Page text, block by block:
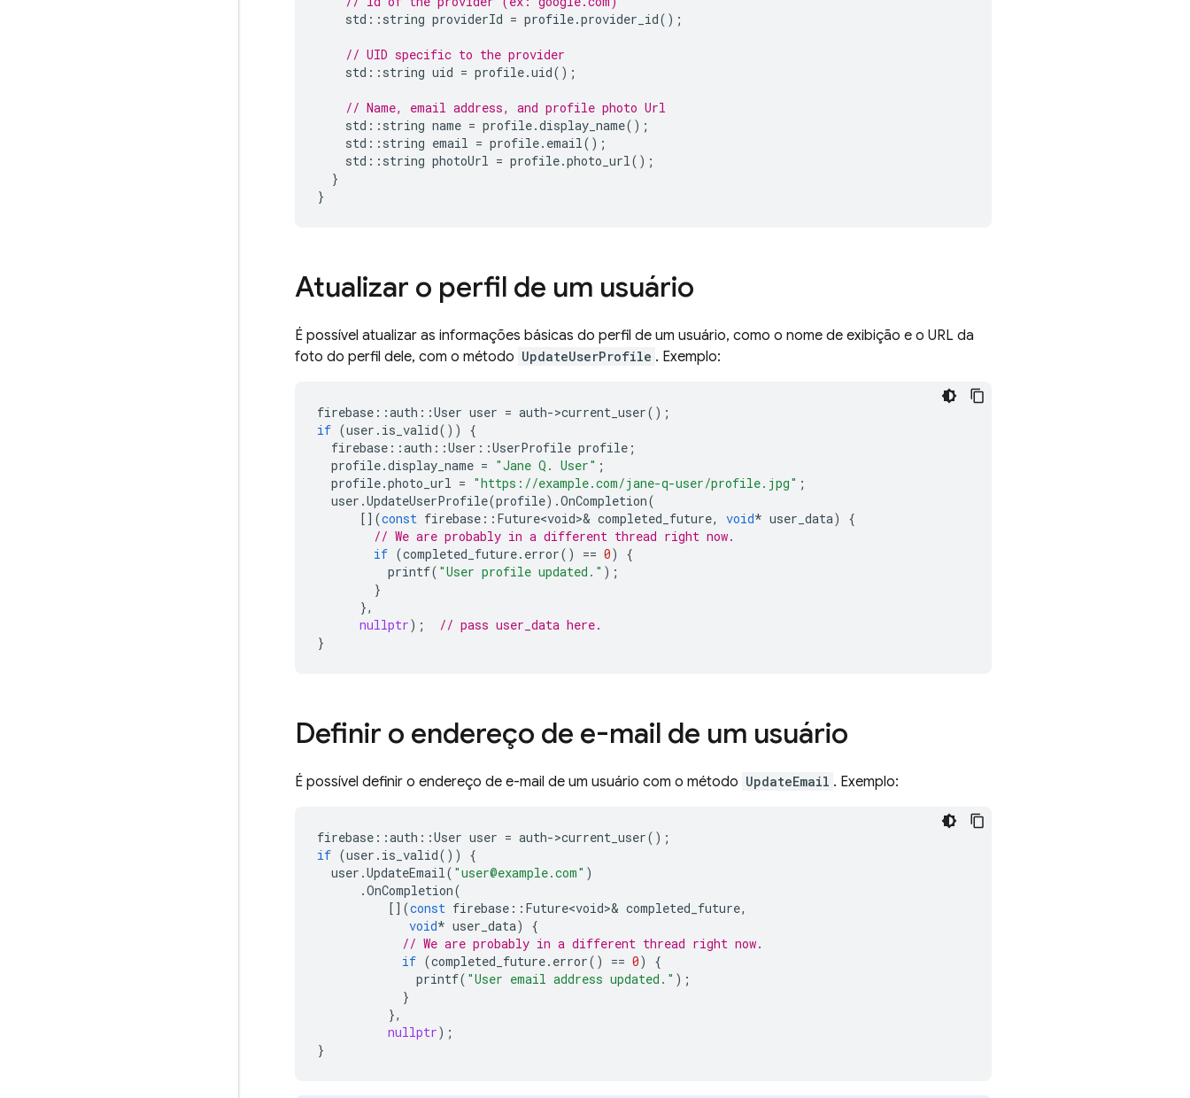
std :: string providerId = profile.provider_id();
// UID specific to the provider
std :: string uid = profile.uid();
// Name, email address, and profile photo Url
std :: string name = profile.display_name();
std :: string email = profile. email();
std :: string photoUrl = profile.photo_url();
}
}
Atualizar o perfil de um usuário
É possível atualizar as informações básicas do perfil de um usuário, como o nome de exibição e o URL da
foto do perfil dele, com o método UpdateUserProfile . Exemplo:
firebase ::auth ::User user = auth->current_user();
if (user . is_valid())
{
firebase ::auth ::User ::UserProfile profile ;
profile.display_name = "Jane Q. User" ;
profile.photo_url = "https://example.com/jane-q-user/profile.jpg" ;
user .UpdateUserProfile(profile).OnCompletion(
[](const firebase :: Future<void>& completed_future, void* user_data)
{
// We are probably in a different thread right now.
if (completed_future. error() == 0)
{
printf( "User profile updated." );
}
},
nullptr);
// pass user_data here.
}
Definir o endereço de e-mail de um usuário
É possível definir o endereço de e-mail de um usuário com o método UpdateEmail . Exemplo:
firebase ::auth ::User user = auth->current_user();
if (user . is_valid())
{
user .UpdateEmail( "user@example.com" )
.OnCompletion(
[](const firebase :: Future<void>& completed_future,
void* user_data)
{
// We are probably in a different thread right now.
if (completed_future. error() == 0)
{
printf( "User email address updated." );
}
},
nullptr);
}